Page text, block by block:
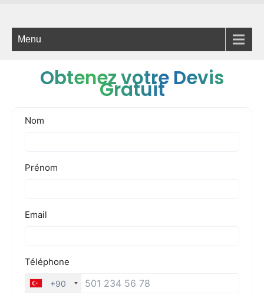
Menu
Obtenez votre Devis
Gratuit